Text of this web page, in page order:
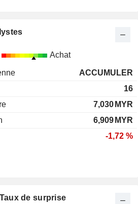
Achat
ACCUMULER
16
7,030 MYR
6,909 MYR
-1,72 %
de surprise